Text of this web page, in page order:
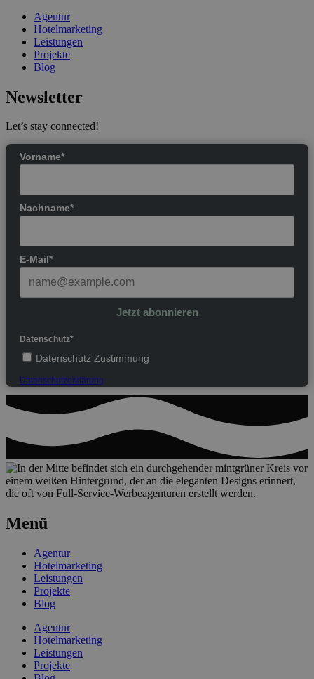
Agentur
Hotelmarketing
Leistungen
Projekte
Blog
Newsletter
Let’s stay connected!
Vorname*
Nachname*
E-Mail*
Jetzt abonnieren
Datenschutz*
Datenschutz Zustimmung
Datenschutzerklärung
Menü
Agentur
Hotelmarketing
Leistungen
Projekte
Blog
Agentur
Hotelmarketing
Leistungen
Projekte